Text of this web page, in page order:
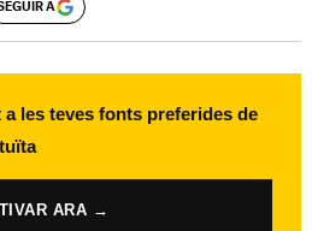
A
les teves fonts preferides de
ARA →